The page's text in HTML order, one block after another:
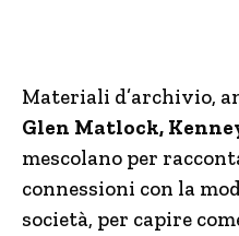
Materiali d’archivio,
Glen Matlock,
mescolano per
connessioni con la
società, per capire